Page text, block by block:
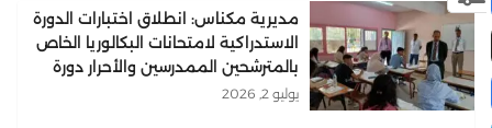
مديرية مكناس: انطلاق اختبارات الدورة
الاستدراكية لامتحانات البكالوريا الخاص
بالمترشحين الممدرسين والأحرار دورة
2026
يوليو 2, 2026